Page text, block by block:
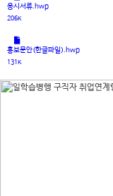
응시서류.hwp
206K
홍보문안(한글파일).hwp
131K